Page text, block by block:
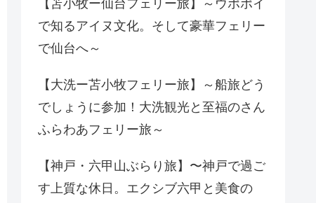
【苫小牧ー仙台フェリー旅】～ウポポイ
で知るアイヌ文化。そして豪華フェリー
で仙台へ～
【大洗ー苫小牧フェリー旅】～船旅どう
でしょうに参加！大洗観光と至福のさん
ふらわあフェリー旅～
【神戸・六甲山ぶらり旅】〜神戸で過ご
す上質な休日。エクシブ六甲と美食の